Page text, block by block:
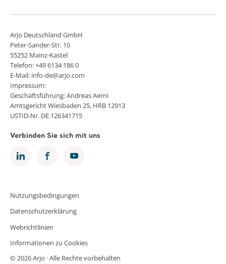
Arjo Deutschland GmbH
Peter-Sander-Str. 10
55252 Mainz-Kastel
Telefon: +49 6134 186 0
E-Mail: info-de@arjo.com
Impressum:
Geschäftsführung: Andreas Aerni
Amtsgericht Wiesbaden 25, HRB 12913
USTID-Nr. DE 126341715
Verbinden Sie sich mit uns
Nutzungsbedingungen
Datenschutzerklärung
Webrichtlinien
Informationen zu Cookies
© 2026 Arjo · Alle Rechte vorbehalten